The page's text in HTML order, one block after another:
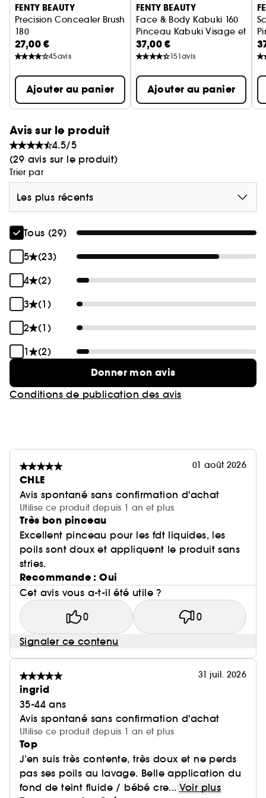
FENTY BEAUTY
Precision Concealer Brush
180
Pinceau Anticernes Retouche Instantanée
27,00 €
45avis
Ajouter au panier
FENTY BEAUTY
Face & Body Kabuki 160
Pinceau Kabuki Visage et
37,00 €
151avis
Ajouter au panier
Avis sur le produit
4.5/5
(29 avis sur le produit)
Trier par
Les plus récents
Tous (29)
5
(23)
4
(2)
3
(1)
2
(1)
1
(2)
Donner mon avis
Conditions de publication des avis
01 août 2026
CHLE
Avis spontané sans confirmation d'achat
Utilise ce produit depuis 1 an et plus
Très bon pinceau
Excellent pinceau pour les fdt liquides, les
poils sont doux et appliquent le produit sans
stries.
Recommande : Oui
Cet avis vous a-t-il été utile ?
0 0
Signaler ce contenu
31 juil. 2026
ingrid
35-44 ans
Avis spontané sans confirmation d'achat
Utilise ce produit depuis 1 an et plus
Top
J’en suis très contente, très doux et ne perds
pas ses poils au lavage. Belle application du
fond de teint fluide / bébé cre... Voir plus